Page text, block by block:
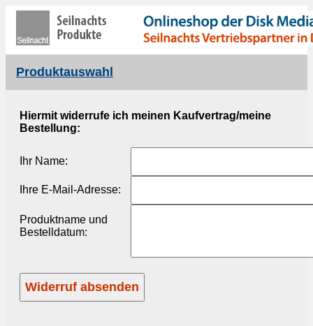
Produktauswahl
Hiermit widerrufe ich meinen Kaufvertrag/meine
Bestellung:
Ihr Name:
Ihre E-Mail-Adresse:
Produktname und
Bestelldatum: